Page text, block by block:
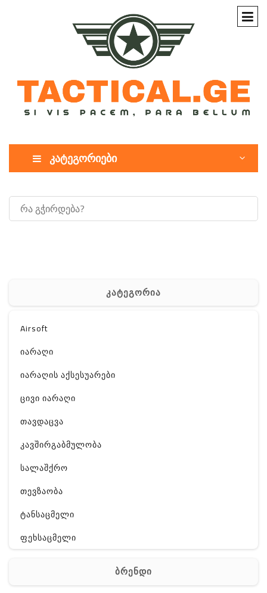
კატეგორიები
კატეგორია
Airsoft
იარაღი
იარაღის აქსესუარები
ცივი იარაღი
თავდაცვა
კავშირგაბმულობა
სალაშქრო
თევზაობა
ტანსაცმელი
ფეხსაცმელი
აქსესუარები
ბრენდი